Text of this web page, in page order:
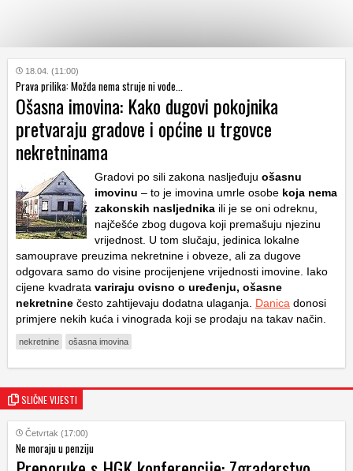
KATEGORIJE
HRVATSKI
WEB
18.04. (11:00)
Prava prilika: Možda nema struje ni vode...
Ošasna imovina: Kako dugovi pokojnika
pretvaraju gradove i općine u trgovce
nekretninama
Gradovi po sili zakona nasljeđuju ošasnu
imovinu – to je imovina umrle osobe koja nema
zakonskih nasljednika ili je se oni odreknu,
najčešće zbog dugova koji premašuju njezinu
vrijednost. U tom slučaju, jedinica lokalne
samouprave preuzima nekretnine i obveze, ali za dugove
odgovara samo do visine procijenjene vrijednosti imovine. Iako
cijene kvadrata variraju ovisno o uređenju, ošasne
nekretnine često zahtijevaju dodatna ulaganja. Danica donosi
primjere nekih kuća i vinograda koji se prodaju na takav način.
nekretnine ošasna imovina
SLIČNE VIJESTI
Četvrtak (17:00)
Ne moraju u penziju